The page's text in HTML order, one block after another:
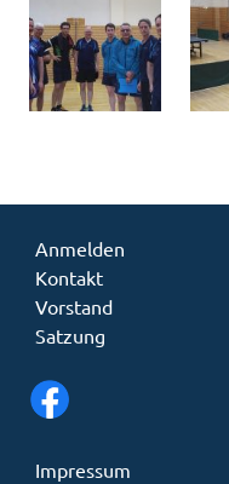
Anmelden
Kontakt
Vorstand
Satzung
Impressum